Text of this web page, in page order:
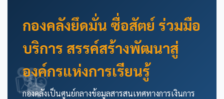
กองคลังยึดมั่น ซื่อสัตย์ ร่วมมือ
บริการ สรรค์สร้างพัฒนาสู่
องค์กรแห่งการเรียนรู้
กองคลังเป็นศูนย์กลางข้อมูลสารสนเทศทางการเงินการ